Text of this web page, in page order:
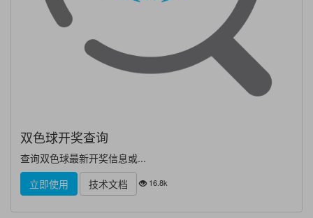
双色球开奖查询
查询双色球最新开奖信息或...
立即使用
技术文档 16.8k